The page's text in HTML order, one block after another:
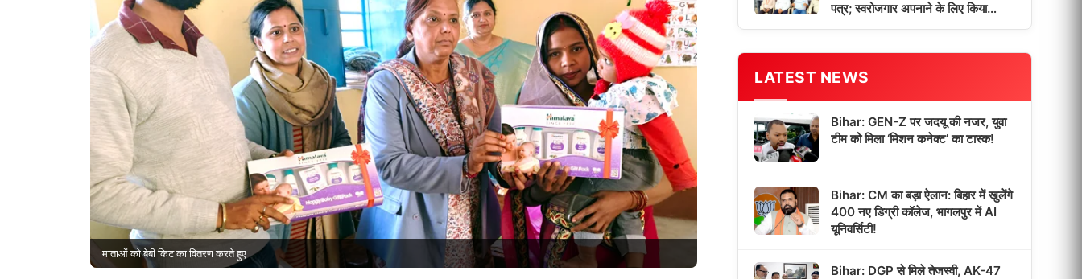
माताओं को बेबी किट का वितरण करते हुए
पत्र; स्वरोजगार अपनाने के लिए किया
प्रेरित!
LATEST NEWS
Bihar: GEN-Z पर जदयू की नजर, युवा
टीम को मिला ‘मिशन कनेक्ट’ का टास्क!
Bihar: CM का बड़ा ऐलान: बिहार में खुलेंगे
400 नए डिग्री कॉलेज, भागलपुर में AI
यूनिवर्सिटी!
Bihar: DGP से मिले तेजस्वी, AK-47